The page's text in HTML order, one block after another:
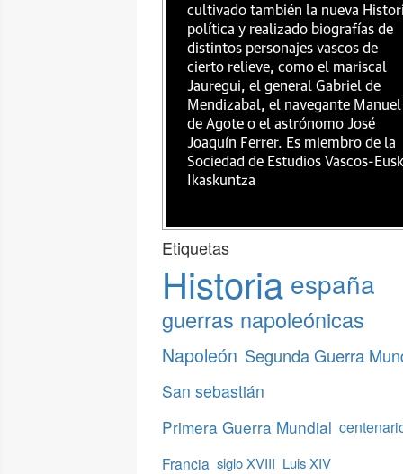
cultivado también la nueva
política y realizado biografías de
distintos personajes vascos de
cierto relieve, como el mariscal
Jauregui, el general Gabriel de
Mendizabal, el navegante Manuel
de Agote o el astrónomo José
Joaquín Ferrer. Es miembro de la
Sociedad de Estudios Vascos-
Ikaskuntza
Etiquetas
Historia españa
guerras napoleónicas
Napoleón Segunda Guerra
San sebastián
Primera Guerra Mundial
Francia siglo XVIII Luis XIV